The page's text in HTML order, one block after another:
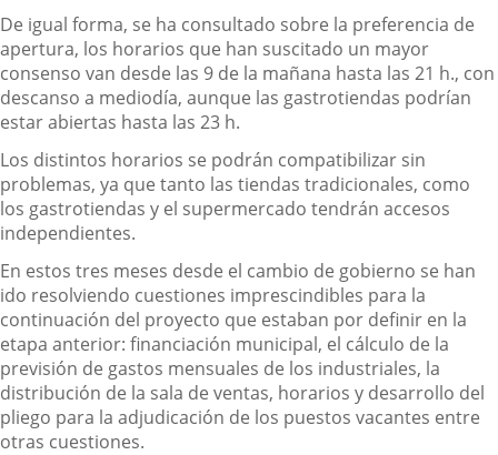
De igual forma, se ha consultado sobre la preferencia de
apertura, los horarios que han suscitado un mayor
consenso van desde las 9 de la mañana hasta las 21 h., con
descanso a mediodía, aunque las gastrotiendas podrían
estar abiertas hasta las 23 h.
Los distintos horarios se podrán compatibilizar sin
problemas, ya que tanto las tiendas tradicionales, como
los gastrotiendas y el supermercado tendrán accesos
independientes.
En estos tres meses desde el cambio de gobierno se han
ido resolviendo cuestiones imprescindibles para la
continuación del proyecto que estaban por definir en la
etapa anterior: financiación municipal, el cálculo de la
previsión de gastos mensuales de los industriales, la
distribución de la sala de ventas, horarios y desarrollo del
pliego para la adjudicación de los puestos vacantes entre
otras cuestiones.